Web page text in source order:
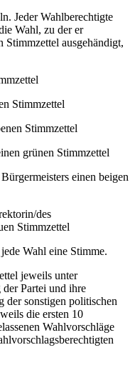
Jeder Wahlberechtigte
Wahl, zu der er
Stimmzettel ausgehändigt,
Stimmzettel
Stimmzettel
grünen Stimmzettel
einen beigen
des
Stimmzettel
Wahl eine Stimme.
jeweils unter
Partei und ihre
der sonstigen politischen
die ersten 10
Wahlvorschläge